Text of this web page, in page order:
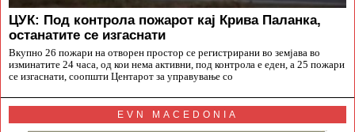
ЦУК: Под контрола пожарот кај Крива Паланка,
останатите се изгаснати
Вкупно 26 пожари на отворен простор се регистрирани во земјава во
изминатите 24 часа, од кои нема активни, под контрола е еден, а 25 пожари
се изгаснати, соопшти Центарот за управување со
EVN MACEDONIA